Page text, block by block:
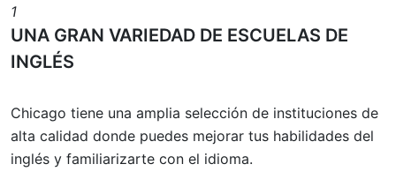
1
UNA GRAN VARIEDAD DE ESCUELAS DE
INGLÉS
Chicago tiene una amplia selección de instituciones de
alta calidad donde puedes mejorar tus habilidades del
inglés y familiarizarte con el idioma.